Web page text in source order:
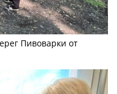
Пивоварки от